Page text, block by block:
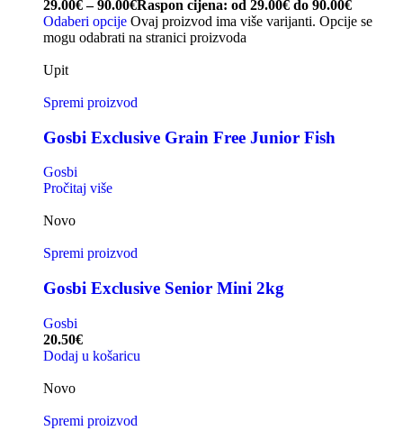
29.00€ – 90.00€Raspon cijena: od 29.00€ do 90.00€
Odaberi opcije Ovaj proizvod ima više varijanti. Opcije se
mogu odabrati na stranici proizvoda
Upit
Spremi proizvod
Gosbi Exclusive Grain Free Junior Fish
Gosbi
Pročitaj više
Novo
Spremi proizvod
Gosbi Exclusive Senior Mini 2kg
Gosbi
20.50€
Dodaj u košaricu
Novo
Spremi proizvod